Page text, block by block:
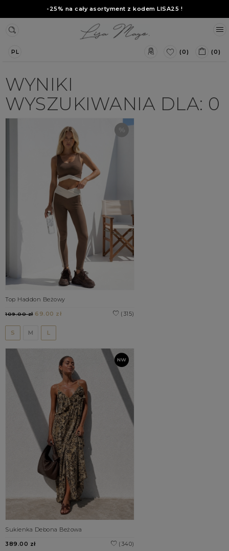
-25% na cały asortyment z kodem LISA25 !
PL (0) (0)
WYNIKI
WYSZUKIWANIA DLA: 0
Top Haddon Beżowy
(315)
109.00 zł69.00 zł
S M L
Sukienka Debona Beżowa
(340)
389.00 zł